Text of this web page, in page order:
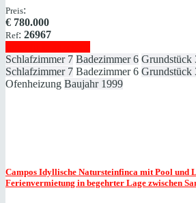
Preis:
€ 780.000
Ref: 26967
Schlafzimmer 7 Badezimmer 6 Grundstück
Schlafzimmer 7 Badezimmer 6 Grundstück
Ofenheizung Baujahr 1999
Campos Idyllische Natursteinfinca mit Pool und
Ferienvermietung in begehrter Lage zwischen